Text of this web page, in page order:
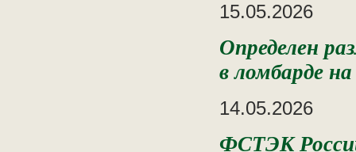
15.05.2026
Определен
в ломбарде
14.05.2026
ФСТЭК